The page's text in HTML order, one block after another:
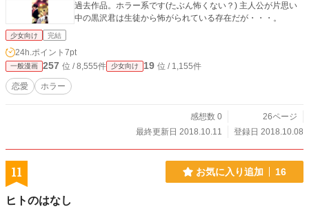
過去作品。ホラー系です(たぶん怖くない？) 主人公が片思い
中の黒沢君は生徒から怖がられている存在だが・・・。
少女向け 完結
24h.ポイント 7pt
一般漫画 257 位 / 8,555件 少女向け 19 位 / 1,155件
恋愛 ホラー
感想数 0
26ページ
最終更新日 2018.10.11
登録日 2018.10.08
11 お気に入り追加 16
ヒトのはなし